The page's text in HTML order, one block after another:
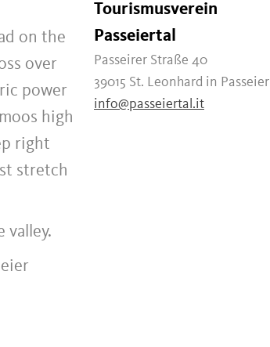
on the
over
power
high
right
stretch
valley.
Tourismusverein
Passeiertal
Passeirer Straße 40
39015 St. Leonhard in Passeier
info@passeiertal.it